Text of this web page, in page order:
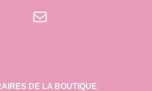
E-mail
DE LA BOUTIQUE